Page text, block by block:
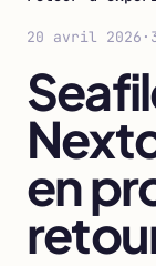
20 avril 2026 ·
en